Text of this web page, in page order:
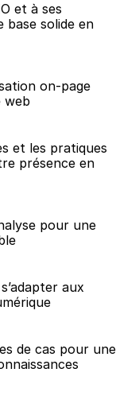
et à ses
base solide en
on-page
web
et les pratiques
présence en
pour une
aux
de cas pour une